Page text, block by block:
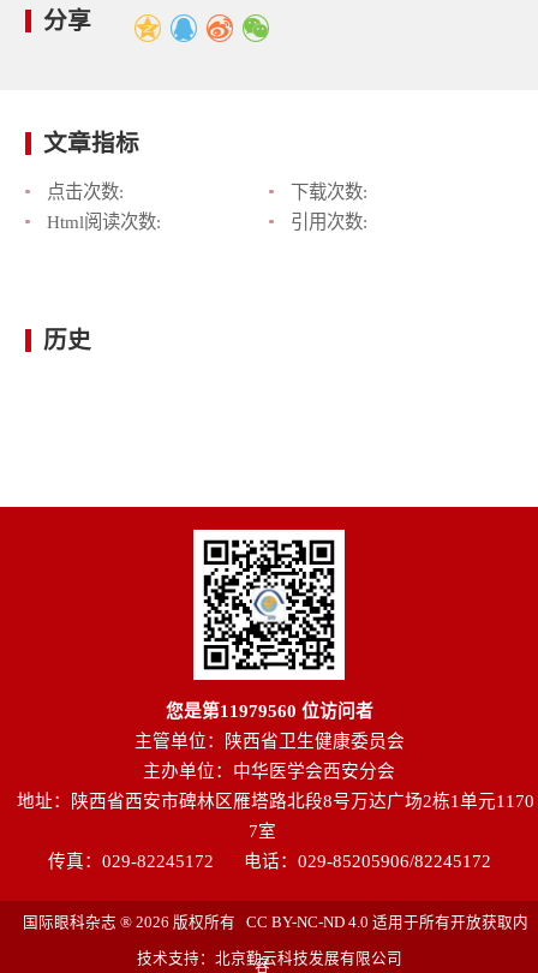
分享
文章指标
点击次数:
下载次数:
Html阅读次数:
引用次数:
历史
您是第11979560 位访问者
主管单位：陕西省卫生健康委员会
主办单位：中华医学会西安分会
地址：陕西省西安市碑林区雁塔路北段8号万达广场2栋1单元1170
7室
传真：029-82245172
电话：029-85205906/82245172
国际眼科杂志 ® 2026 版权所有 CC BY-NC-ND 4.0 适用于所有开放获取内
容
技术支持：北京勤云科技发展有限公司